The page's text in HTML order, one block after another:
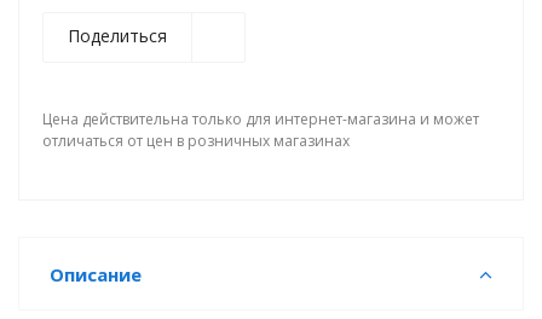
Поделиться
Цена действительна только для интернет-магазина и может
отличаться от цен в розничных магазинах
Описание